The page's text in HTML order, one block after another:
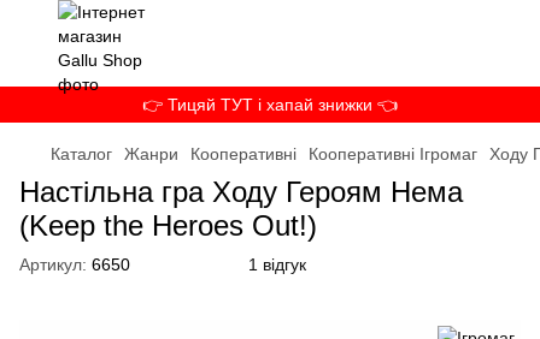
👉 Тицяй ТУТ і хапай знижки 👈
Каталог Жанри Кооперативні Кооперативні Ігромаг Ходу
Настільна гра Ходу Героям Нема
(Keep the Heroes Out!)
Артикул: 6650 1 відгук